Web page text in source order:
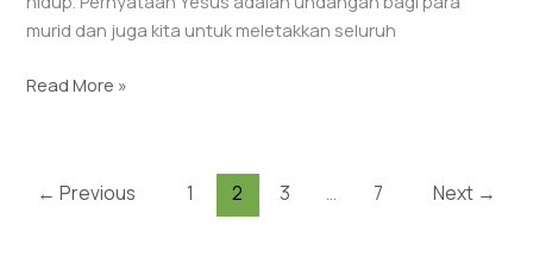
murid dan juga kita untuk meletakkan seluruh
Read More »
← Previous 1 2 3 … 7 Next →